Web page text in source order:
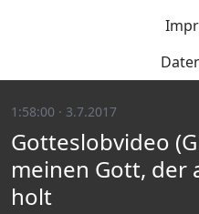
1:58:00 · 3.7.2017
Gotteslobvideo
meinen Gott, der
holt